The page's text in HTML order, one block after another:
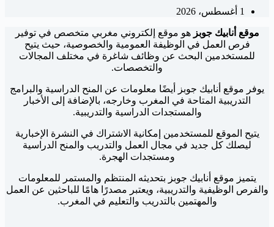
1 أغسطس، 2026
موقع أنابيك جوبزهو موقع إلكتروني مغربي متخصص في توفير
فرص العمل في الوظيفة العمومية والخصوصية، حيث يتيح
للمستخدمين البحث عن وظائف شاغرة في مختلف المجالات
والتخصصات.
يوفر موقع أنابيك جوبز أيضًا معلومات عن المنح الدراسية والبرامج
التدريبية المتاحة في المغرب وخارجه، بالإضافة إلى الأخبار
والمستجدات الدراسية والتدريبية.
يتيح الموقع للمستخدمين إمكانية الاشتراك في النشرة الإخبارية
ليصلك كل جديد في مجال العمل والتدريب والمنح الدراسية
ومستجدات الهجرة.
يتميز موقع أنابيك جوبز بتحديثه المنتظم والمستمر للمعلومات
والفرص الوظيفية والتدريبية، ويعتبر مصدرًا هامًا للباحثين عن العمل
والمهتمين بالتدريب والتعليم في المغرب.